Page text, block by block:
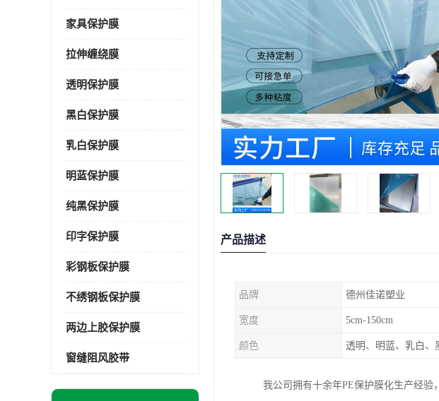
家具保护膜
拉伸缠绕膜
透明保护膜
黑白保护膜
乳白保护膜
明蓝保护膜
纯黑保护膜
印字保护膜
彩钢板保护膜
不绣钢板保护膜
两边上胶保护膜
窗缝阻风胶带
产品描述
品牌 德州佳诺塑业
宽度 5cm-150cm
颜色 透明、明蓝、乳白、
我公司拥有十余年PE保护膜化生产经